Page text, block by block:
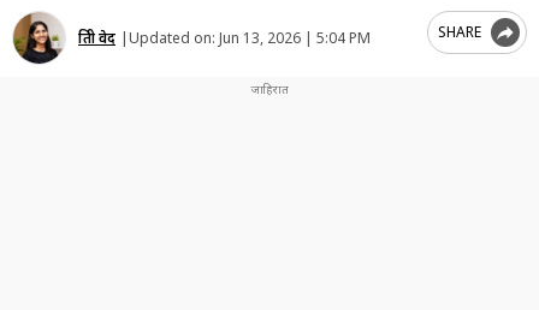
प्रिती वेद |Updated on: Jun 13, 2026 | 5:04 PM SHARE